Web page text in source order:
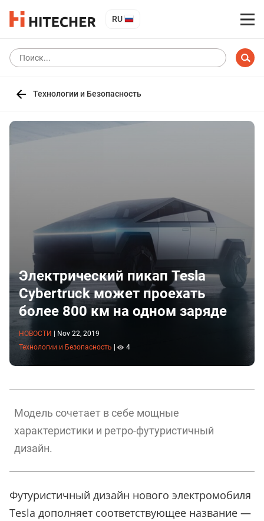
RU
Технологии и Безопасность
Электрический пикап Tesla
Cybertruck может проехать
более 800 км на одном заряде
НОВОСТИ
Nov 22, 2019
Технологии и Безопасность
4
Модель сочетает в себе мощные
характеристики и ретро-футуристичный
дизайн.
Футуристичный дизайн нового электромобиля
Tesla дополняет соответствующее название —